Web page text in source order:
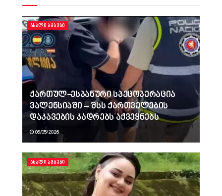
ᲐᲮᲐᲚᲘ ᲐᲛᲑᲔᲑᲘ
ქართულ-ესპანური სპეცოპერაცია
ვალენსიაში – შსს ქართველების
დაკავების კადრებს აქვეყნებს
08/05/2026
ᲐᲮᲐᲚᲘ ᲐᲛᲑᲔᲑᲘ